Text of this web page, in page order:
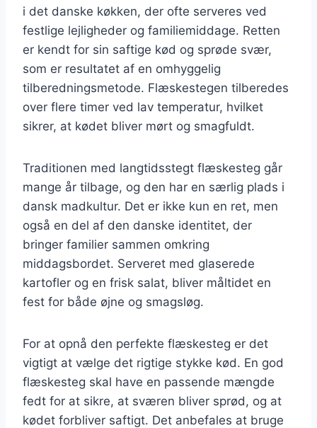
i det danske køkken, der ofte serveres ved
festlige lejligheder og familiemiddage. Retten
er kendt for sin saftige kød og sprøde svær,
som er resultatet af en omhyggelig
tilberedningsmetode. Flæskestegen tilberedes
over flere timer ved lav temperatur, hvilket
sikrer, at kødet bliver mørt og smagfuldt.
Traditionen med langtidsstegt flæskesteg går
mange år tilbage, og den har en særlig plads i
dansk madkultur. Det er ikke kun en ret, men
også en del af den danske identitet, der
bringer familier sammen omkring
middagsbordet. Serveret med glaserede
kartofler og en frisk salat, bliver måltidet en
fest for både øjne og smagsløg.
For at opnå den perfekte flæskesteg er det
vigtigt at vælge det rigtige stykke kød. En god
flæskesteg skal have en passende mængde
fedt for at sikre, at sværen bliver sprød, og at
kødet forbliver saftigt. Det anbefales at bruge